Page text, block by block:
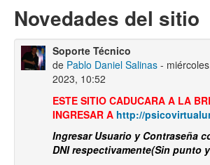
Novedades del sitio
Soporte Técnico
de Pablo Daniel Salinas -
2023, 10:52
ESTE SITIO CADUCARA A LA
INGRESAR A http://
Ingresar Usuario y Contraseña
DNI respectivamente(Sin punto